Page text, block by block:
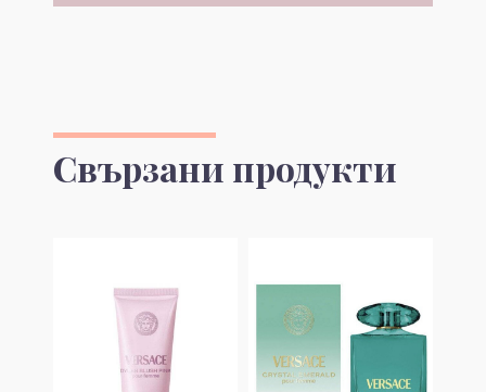
Свързани продукти